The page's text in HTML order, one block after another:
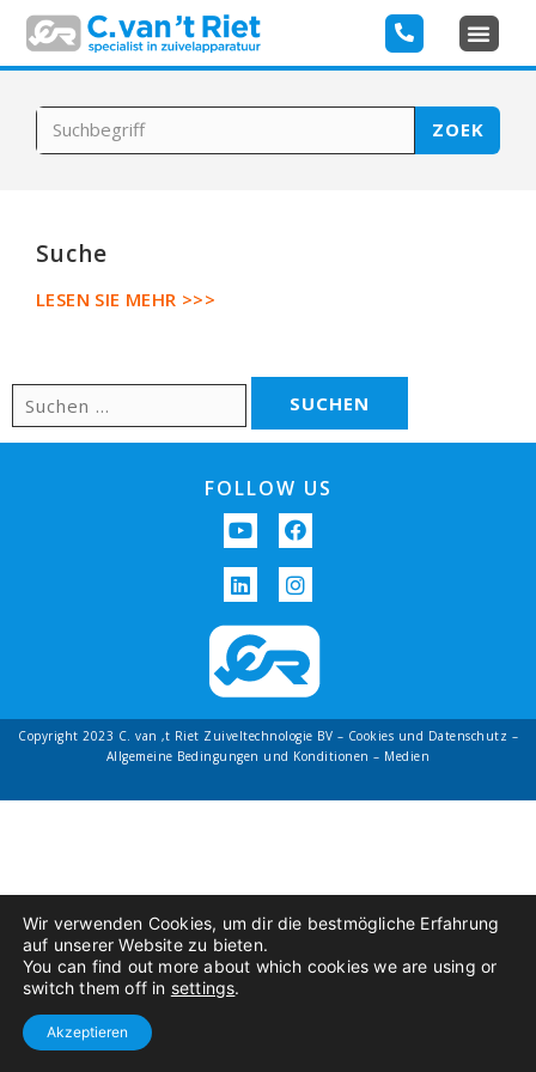
ZOEK
Suche
LESEN SIE MEHR >>>
FOLLOW US
Copyright 2023 C. van ‚t Riet Zuiveltechnologie BV – Cookies und Datenschutz –
Allgemeine Bedingungen und Konditionen – Medien
Wir verwenden Cookies, um dir die bestmögliche Erfahrung
auf unserer Website zu bieten.
You can find out more about which cookies we are using or
switch them off in settings.
Akzeptieren